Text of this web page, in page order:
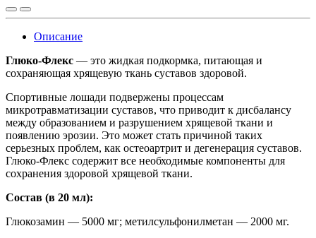
Описание
Глюко-Флекс — это жидкая подкормка, питающая и
сохраняющая хрящевую ткань суставов здоровой.
Спортивные лошади подвержены процессам
микротравматизации суставов, что приводит к дисбалансу
между образованием и разрушением хрящевой ткани и
появлению эрозии. Это может стать причиной таких
серьезных проблем, как остеоартрит и дегенерация суставов.
Глюко-Флекс содержит все необходимые компоненты для
сохранения здоровой хрящевой ткани.
Состав (в 20 мл):
Глюкозамин — 5000 мг; метилсульфонилметан — 2000 мг.